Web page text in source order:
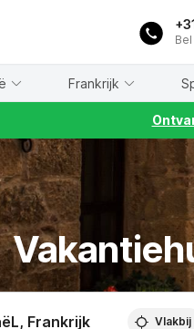
Frankrijk
Vlakbij